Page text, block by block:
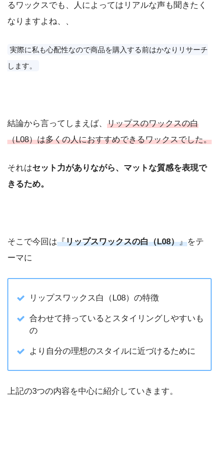
るワックスでも、人によってはリアルな声も聞きたく
なりますよね、、
実際に私も心配性なので商品を購入する前はかなりリサーチ
します。
結論から言ってしまえば、 リップスのワックスの白
（L08）は多くの人におすすめできるワックスでした。
それはセット力がありながら、マットな質感を表現で
きるため。
そこで今回は『リップスワックスの白（L08）』をテ
ーマに
リップスワックス白（L08）の特徴
合わせて持っているとスタイリングしやすいも
の
より自分の理想のスタイルに近づけるために
上記の3つの内容を中心に紹介していきます。